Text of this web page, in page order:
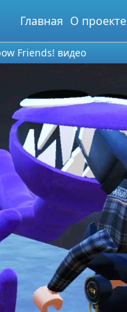
Главная О проекте
Friends! видео